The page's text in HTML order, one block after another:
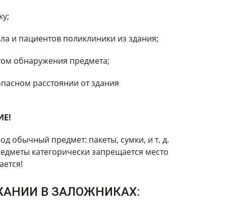
и пациентов поликлиники из здания;
обнаружения предмета;
расстоянии от здания
обычный предмет: пакеты, сумки, и т. д.
категорически запрещается место
В ЗАЛОЖНИКАХ: